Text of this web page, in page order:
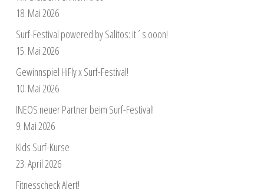
18. Mai 2026
Surf-Festival powered by Salitos: it´s ooon!
15. Mai 2026
Gewinnspiel HiFly x Surf-Festival!
10. Mai 2026
INEOS neuer Partner beim Surf-Festival!
9. Mai 2026
Kids Surf-Kurse
23. April 2026
Fitnesscheck Alert!